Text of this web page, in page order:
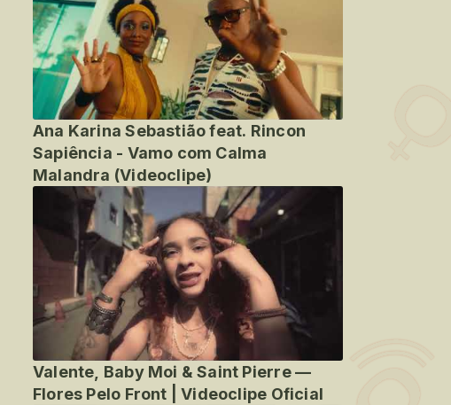
Ana Karina Sebastião feat. Rincon
Sapiência - Vamo com Calma
Malandra (Videoclipe)
Valente, Baby Moi & Saint Pierre —
Flores Pelo Front | Videoclipe Oficial